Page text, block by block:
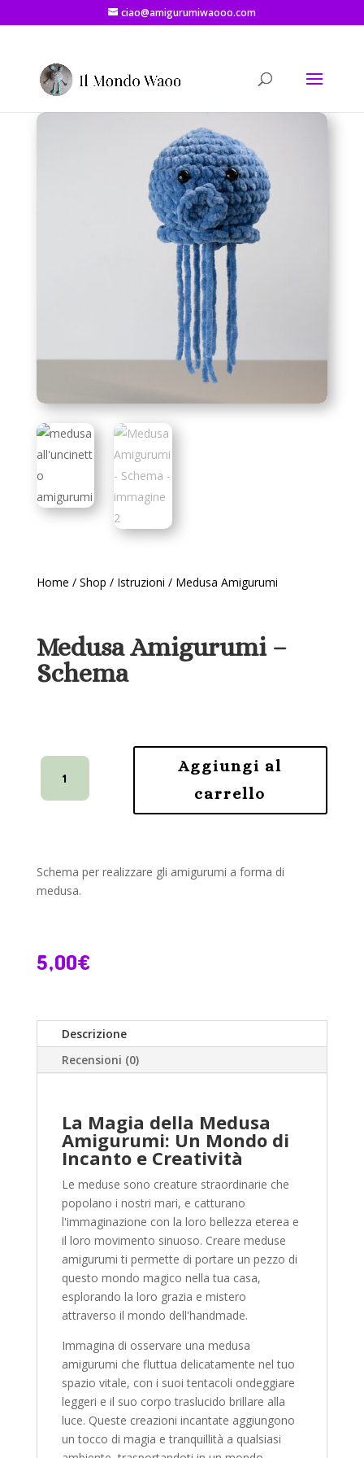
ciao@amigurumiwaooo.com
Home / Shop / Istruzioni / Medusa Amigurumi
Medusa Amigurumi –
Schema
Medusa
Amigurumi
-
Aggiungi al
carrello
Schema per realizzare gli amigurumi a forma di
medusa.
5,00€
Descrizione
Recensioni (0)
La Magia della Medusa
Amigurumi: Un Mondo di
Incanto e Creatività
Le meduse sono creature straordinarie che
popolano i nostri mari, e catturano
l'immaginazione con la loro bellezza eterea e
il loro movimento sinuoso. Creare meduse
amigurumi ti permette di portare un pezzo di
questo mondo magico nella tua casa,
esplorando la loro grazia e mistero
attraverso il mondo dell'handmade.
Immagina di osservare una medusa
amigurumi che fluttua delicatamente nel tuo
spazio vitale, con i suoi tentacoli ondeggiare
leggeri e il suo corpo traslucido brillare alla
luce. Queste creazioni incantate aggiungono
un tocco di magia e tranquillità a qualsiasi